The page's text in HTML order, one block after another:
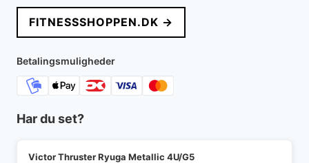
pris
var:
2.699 kr..
pris
er:
FITNESSSHOPPEN.DK →
Betalingsmuligheder
Har du set?
Victor Thruster Ryuga Metallic 4U/G5